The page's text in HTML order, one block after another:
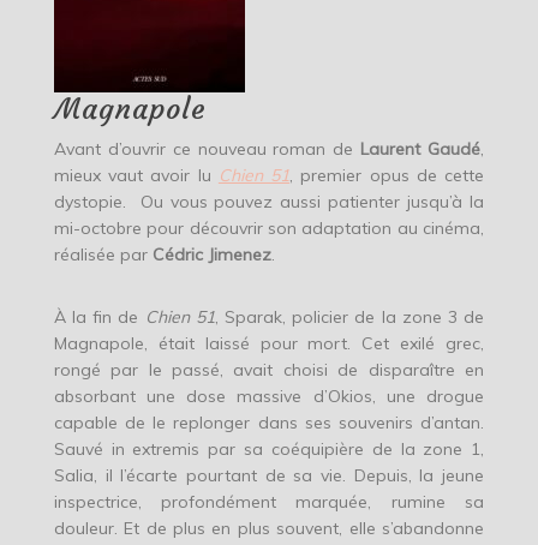
Magnapole
Avant d’ouvrir ce nouveau roman de Laurent Gaudé,
mieux vaut avoir lu Chien 51, premier opus de cette
dystopie. Ou vous pouvez aussi patienter jusqu’à la
mi-octobre pour découvrir son adaptation au cinéma,
réalisée par Cédric Jimenez.
À la fin de Chien 51, Sparak, policier de la zone 3 de
Magnapole, était laissé pour mort. Cet exilé grec,
rongé par le passé, avait choisi de disparaître en
absorbant une dose massive d’Okios, une drogue
capable de le replonger dans ses souvenirs d’antan.
Sauvé in extremis par sa coéquipière de la zone 1,
Salia, il l’écarte pourtant de sa vie. Depuis, la jeune
inspectrice, profondément marquée, rumine sa
douleur. Et de plus en plus souvent, elle s’abandonne